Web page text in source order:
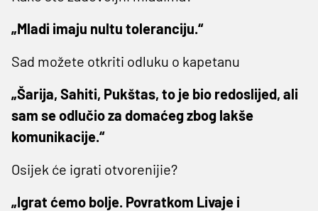
„Mladi imaju nultu toleranciju.“
Sad možete otkriti odluku o kapetanu
„Šarija, Sahiti, Pukštas, to je bio redoslijed, ali
sam se odlučio za domaćeg zbog lakše
komunikacije.“
Osijek će igrati otvorenijie?
„Igrat ćemo bolje. Povratkom Livaje i